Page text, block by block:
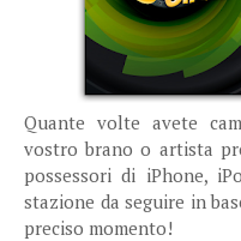
Quante volte avete
vostro brano o artista
possessori di iPhone,
stazione da seguire in
preciso momento!